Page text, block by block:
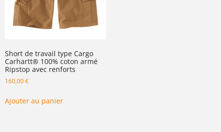
Short de travail type Cargo
Carhartt® 100% coton armé
Ripstop avec renforts
160,00€
Ajouter au panier